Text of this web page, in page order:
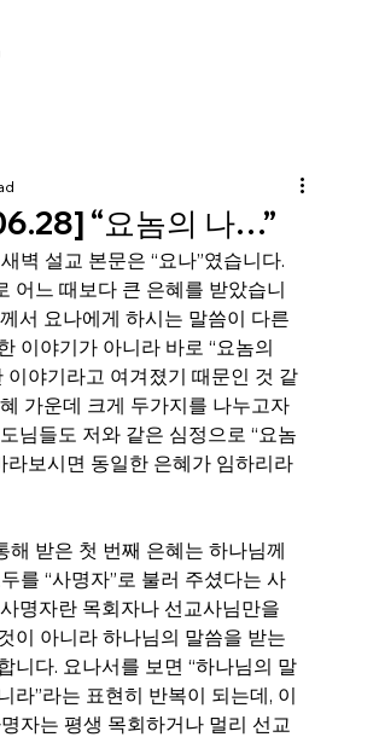
“요놈의 나…”
벽 설교 본문은 “요나”였습니다.
어느 때보다 큰 은혜를 받았습니
서 요나에게 하시는 말씀이 다른
이야기가 아니라 바로 “요놈의
이야기라고 여겨졌기 때문인 것 같
가운데 크게 두가지를 나누고자
님들도 저와 같은 심정으로 “요놈
라보시면 동일한 은혜가 임하리라
해 받은 첫 번째 은혜는 하나님께
를 “사명자”로 불러 주셨다는 사
명자란 목회자나 선교사님만을
이 아니라 하나님의 말씀을 받는
니다. 요나서를 보면 “하나님의 말
라”라는 표현히 반복이 되는데, 이
자는 평생 목회하거나 멀리 선교